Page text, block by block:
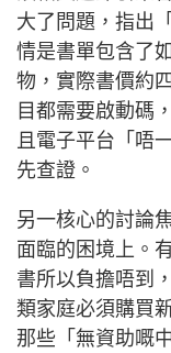
大了問題，指出
情是書單包含了
物，實際書價約
目都需要啟動碼
且電子平台「唔
先查證。
另一核心的討論
面臨的困境上。
書所以負擔唔到
類家庭必須購買
那些「無資助嘅